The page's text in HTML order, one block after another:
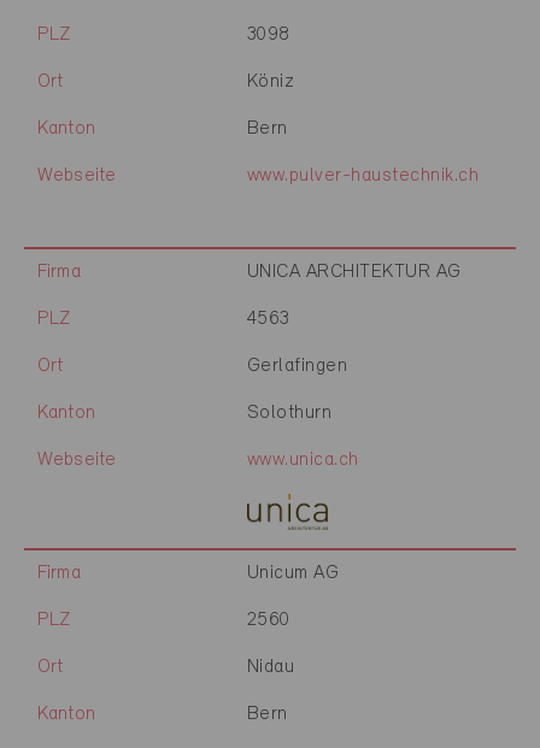
PLZ 3098
Ort Köniz
Kanton Bern
Webseite www.pulver-haustechnik.ch
Firma UNICA ARCHITEKTUR AG
PLZ 4563
Ort Gerlafingen
Kanton Solothurn
Webseite www.unica.ch
Firma Unicum AG
PLZ 2560
Ort Nidau
Kanton Bern